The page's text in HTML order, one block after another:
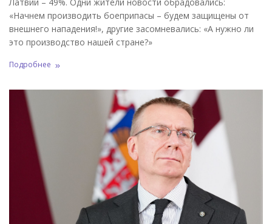
Латвии – 49%. Одни жители новости обрадовались:
«Начнем производить боеприпасы – будем защищены от
внешнего нападения!», другие засомневались: «А нужно ли
это производство нашей стране?»
Подробнее